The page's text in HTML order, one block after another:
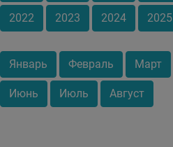
2022 2023 2024 2025
Январь Февраль Март
Июнь Июль Август